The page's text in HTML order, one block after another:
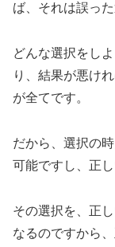
ば、それは誤っ
どんな選択をし
り、結果が悪け
が全てです。
だから、選択の
可能ですし、正
その選択を、正
なるのですから